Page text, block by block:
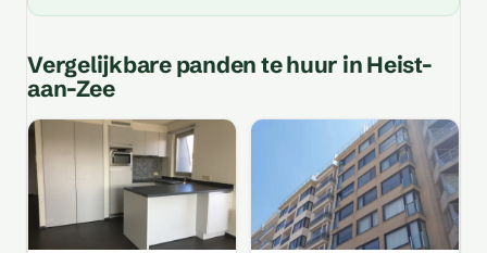
Vergelijkbare panden te huur in Heist-
aan-Zee